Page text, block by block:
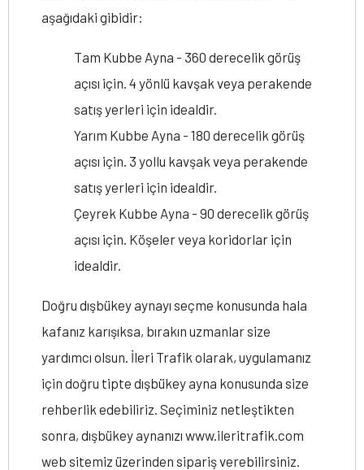
aşağıdaki gibidir:
Tam Kubbe Ayna - 360 derecelik görüş
açısı için. 4 yönlü kavşak veya perakende
satış yerleri için idealdir.
Yarım Kubbe Ayna - 180 derecelik görüş
açısı için. 3 yollu kavşak veya perakende
satış yerleri için idealdir.
Çeyrek Kubbe Ayna - 90 derecelik görüş
açısı için. Köşeler veya koridorlar için
idealdir.
Doğru dışbükey aynayı seçme konusunda hala
kafanız karışıksa, bırakın uzmanlar size
yardımcı olsun. İleri Trafik olarak, uygulamanız
için doğru tipte dışbükey ayna konusunda size
rehberlik edebiliriz. Seçiminiz netleştikten
sonra, dışbükey aynanızı www.ileritrafik.com
web sitemiz üzerinden sipariş verebilirsiniz.